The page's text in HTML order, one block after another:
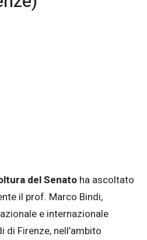
del Senato ha ascoltato
il prof. Marco Bindi,
e internazionale
di Firenze, nell’ambito